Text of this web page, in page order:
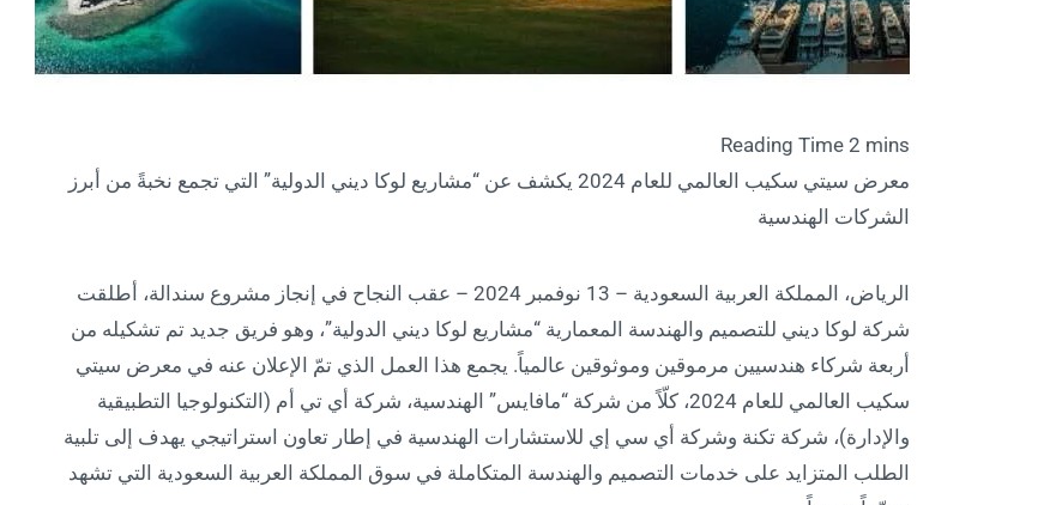
معرض سيتي سكيب العالمي للعام 2024 يكشف عن “مشاريع لوكا ديني الدولية” التي تجمع نخبةً من أبرز
الشركات الهندسية
الرياض، المملكة العربية السعودية – 13 نوفمبر 2024 – عقب النجاح في إنجاز مشروع سندالة، أطلقت
شركة لوكا ديني للتصميم والهندسة المعمارية “مشاريع لوكا ديني الدولية”، وهو فريق جديد تم تشكيله من
أربعة شركاء هندسيين مرموقين وموثوقين عالمياً. يجمع هذا العمل الذي تمّ الإعلان عنه في معرض سيتي
سكيب العالمي للعام 2024، كلّاً من شركة “مافايس” الهندسية، شركة أي تي أم (التكنولوجيا التطبيقية
والإدارة)، شركة تكنة وشركة أي سي إي للاستشارات الهندسية في إطار تعاون استراتيجي يهدف إلى تلبية
الطلب المتزايد على خدمات التصميم والهندسة المتكاملة في سوق المملكة العربية السعودية التي تشهد